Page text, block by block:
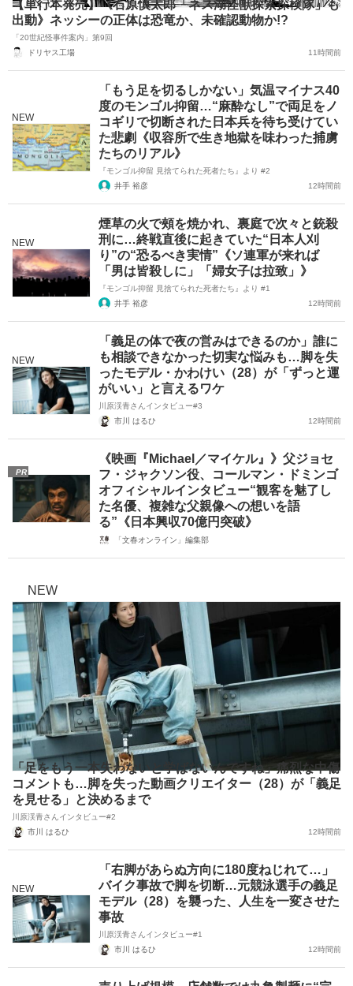
【単行本発売】《石原慎太郎「ネス湖怪獣探索探検隊」も
出動》ネッシーの正体は恐竜か、未確認動物か!?
「20世紀怪事件案内」第9回
ドリヤス工場
11時間前
NEW
「もう足を切るしかない」気温マイナス40
度のモンゴル抑留…“麻酔なし”で両足をノ
コギリで切断された日本兵を待ち受けてい
た悲劇《収容所で生き地獄を味わった捕虜
たちのリアル》
『モンゴル抑留 見捨てられた死者たち』より #2
井手 裕彦
12時間前
NEW
煙草の火で頰を焼かれ、裏庭で次々と銃殺
刑に…終戦直後に起きていた“日本人刈
り”の“恐るべき実情”《ソ連軍が来れば
「男は皆殺しに」「婦女子は拉致」》
『モンゴル抑留 見捨てられた死者たち』より #1
井手 裕彦
12時間前
NEW
「義足の体で夜の営みはできるのか」誰に
も相談できなかった切実な悩みも…脚を失
ったモデル・かわけい（28）が「ずっと運
がいい」と言えるワケ
川原渓青さんインタビュー#3
市川 はるひ
12時間前
PR
《映画『Michael／マイケル』》父ジョセ
フ・ジャクソン役、コールマン・ドミンゴ
オフィシャルインタビュー“観客を魅了し
た名優、複雑な父親像への想いを語
る”《日本興収70億円突破》
「文春オンライン」編集部
NEW
「足をもう一本失わないと学ばないんですね」痛烈な中傷
コメントも…脚を失った動画クリエイター（28）が「義足
を見せる」と決めるまで
川原渓青さんインタビュー#2
市川 はるひ
12時間前
NEW
「右脚があらぬ方向に180度ねじれて…」
バイク事故で脚を切断…元競泳選手の義足
モデル（28）を襲った、人生を一変させた
事故
川原渓青さんインタビュー#1
市川 はるひ
12時間前